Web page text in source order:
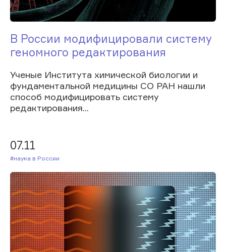
В России модифицировали систему
геномного редактирования
Ученые Института химической биологии и
фундаментальной медицины СО РАН нашли
способ модифицировать систему
редактирования...
07.11
#Наука в России